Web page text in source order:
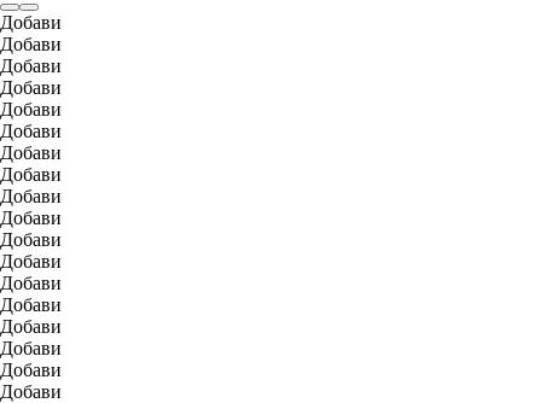
Добави
Добави
Добави
Добави
Добави
Добави
Добави
Добави
Добави
Добави
Добави
Добави
Добави
Добави
Добави
Добави
Добави
Добави